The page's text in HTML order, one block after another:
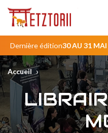
Contenu
principal
Dernière édition30 AU 31
Accueil ›